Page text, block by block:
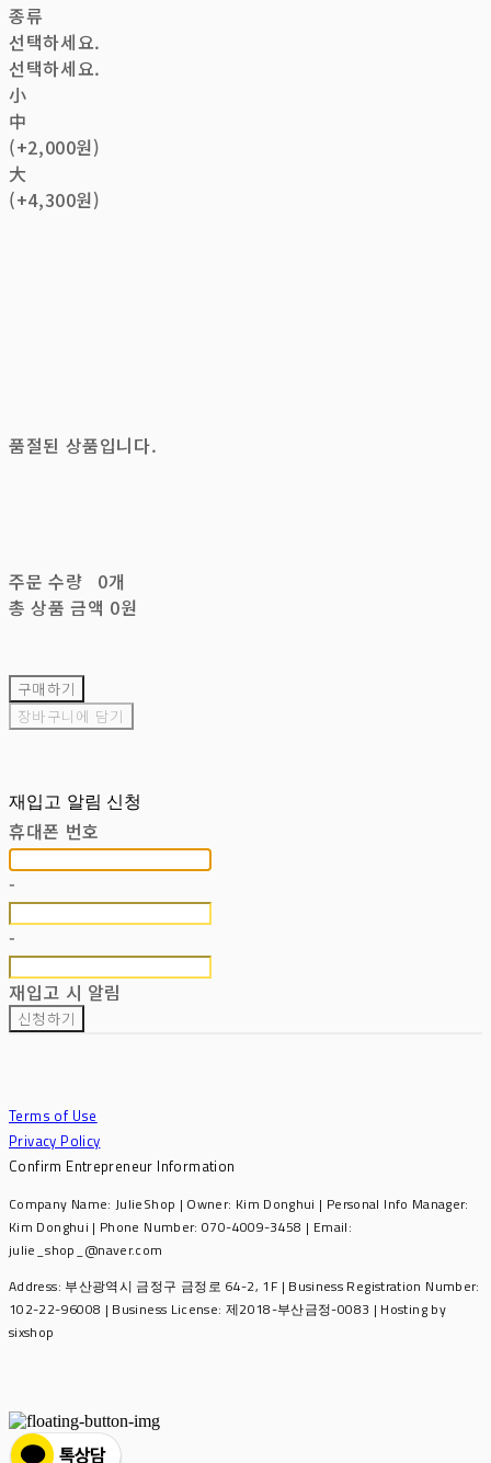
종류
선택하세요.
선택하세요.
小
中
(+2,000원)
大
(+4,300원)
품절된 상품입니다.
주문 수량
0개
총 상품 금액 0원
구매하기
장바구니에 담기
재입고 알림 신청
휴대폰 번호
-
-
재입고 시 알림
신청하기
Terms of Use
Privacy Policy
Confirm Entrepreneur Information
Company Name: JulieShop | Owner: Kim Donghui | Personal Info Manager:
Kim Donghui | Phone Number: 070-4009-3458 | Email:
julie_shop_@naver.com
Address: 부산광역시 금정구 금정로 64-2, 1F | Business Registration Number:
102-22-96008 | Business License: 제2018-부산금정-0083 | Hosting by
sixshop